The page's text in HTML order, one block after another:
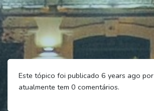
Este tópico foi publicado 6 years ago por
atualmente tem 0 comentários.